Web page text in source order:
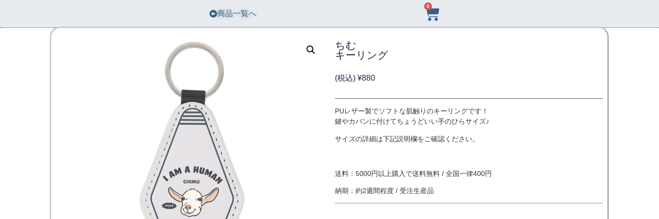
商品一覧へ
0
ちむ
キーリング
(税込)¥880
PUレザー製でソフトな肌触りのキーリングです！
鍵やカバンに付けてちょうどいい手のひらサイズ♪
サイズの詳細は下記説明欄をご確認ください。
送料：5000円以上購入で送料無料 / 全国一律400円
納期：約2週間程度 / 受注生産品